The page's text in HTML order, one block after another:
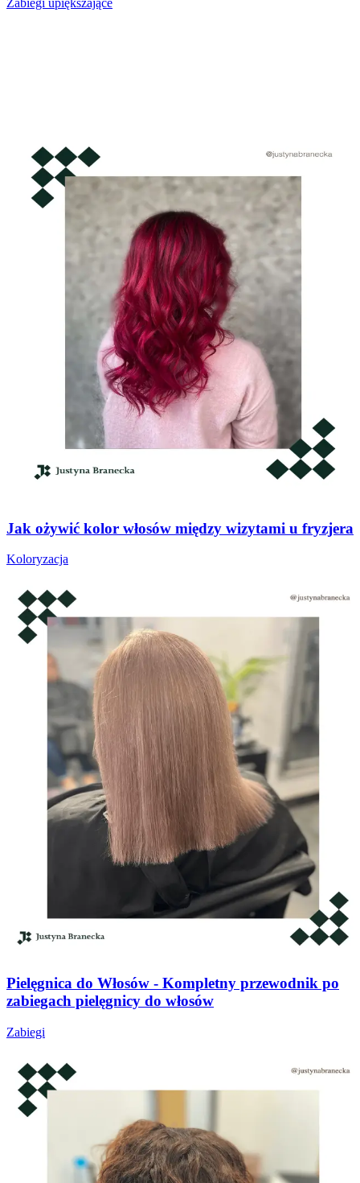
Zabiegi upiększające
Jak ożywić kolor włosów między wizytami u fryzjera
Koloryzacja
Pielęgnica do Włosów - Kompletny przewodnik po
zabiegach pielęgnicy do włosów
Zabiegi